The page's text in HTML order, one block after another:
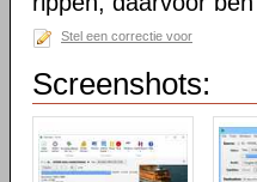
Stel een correctie voor
Screenshots: